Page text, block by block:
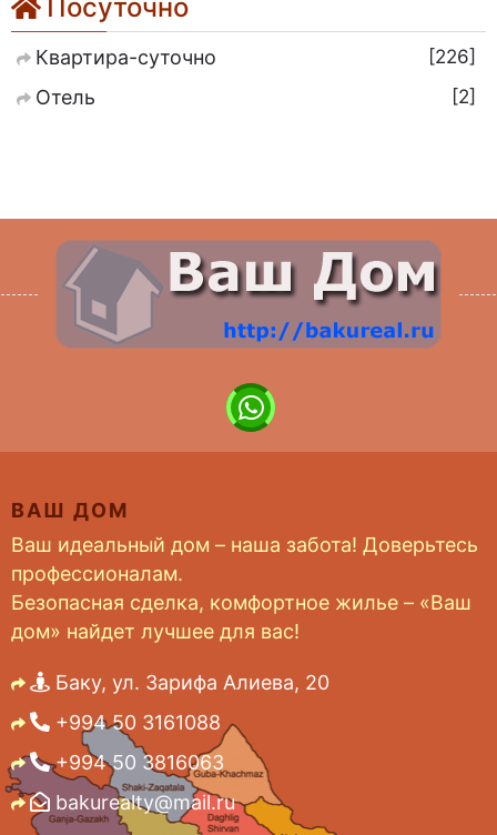
Посуточно
Квартира-суточно
226
Отель
2
ВАШ ДОМ
Ваш идеальный дом – наша забота! Доверьтесь
профессионалам.
Безопасная сделка, комфортное жилье – «Ваш
дом» найдет лучшее для вас!
Баку, ул. Зарифа Алиева, 20
+994 50 3161088
+994 50 3816063
bakurealty@mail.ru